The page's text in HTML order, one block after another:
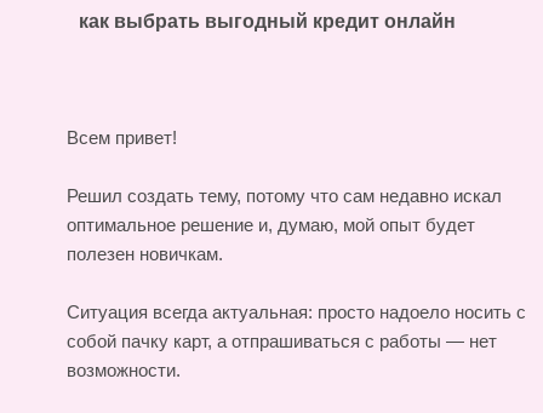
как выбрать выгодный кредит онлайн
Всем привет!
Решил создать тему, потому что сам недавно искал
оптимальное решение и, думаю, мой опыт будет
полезен новичкам.
Ситуация всегда актуальная: просто надоело носить с
собой пачку карт, а отпрашиваться с работы — нет
возможности.